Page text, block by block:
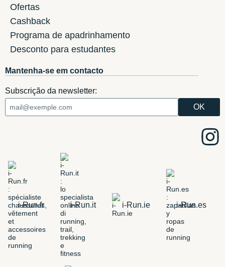
Ofertas
Cashback
Programa de apadrinhamento
Desconto para estudantes
Mantenha-se em contacto
Subscrição da newsletter:
i-Run.fr i-Run.it i-Run.ie i-Run.es